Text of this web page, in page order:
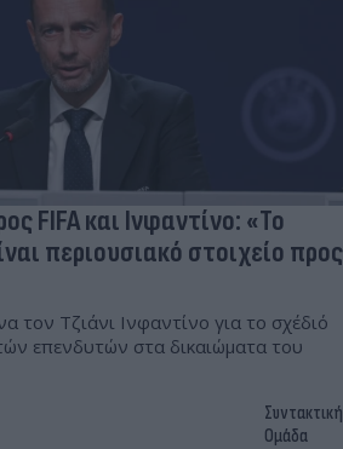
FIFA και Ινφαντίνο: «Το
περιουσιακό στοιχείο προς
τον Τζιάνι Ινφαντίνο για το σχέδιό
επενδυτών στα δικαιώματα του
Συντακτική
Ομάδα